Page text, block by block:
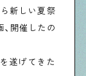
です
新しい夏祭
、開催したの
遂げてきた